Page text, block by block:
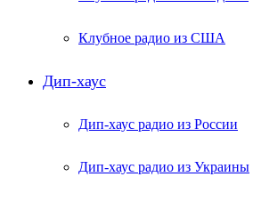
Клубное радио из США
Дип-хаус
Дип-хаус радио из России
Дип-хаус радио из Украины